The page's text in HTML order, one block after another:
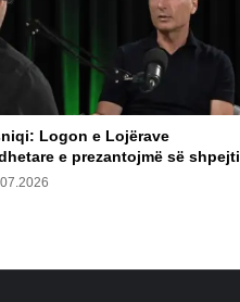
Logon e Lojërave
e prezantojmë së shpejti